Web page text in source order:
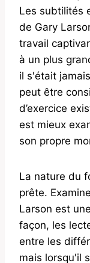
Les subtilités
de Gary
travail
à un plus
il s'était
peut être
d’exercice
est mieux
son propre
La nature du
prête.
Larson est
façon, les
entre les
mais lorsqu'il